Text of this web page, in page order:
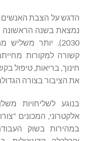
הדגש על הצבת האנשים
2030). יותר
קשורה למקורות
חינוך, בריאות, טיפול
את הציבור בצורה
בנוגע לשליחויות
אלקטרוני, המכונים
במהירות בשוק